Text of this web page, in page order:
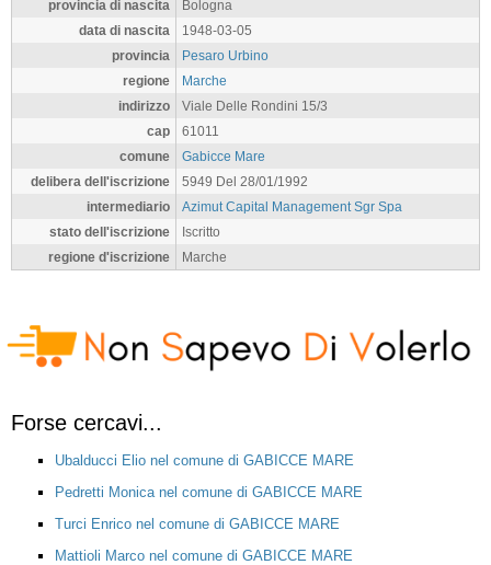
provincia di nascita
Bologna
data di nascita
1948-03-05
provincia
Pesaro Urbino
regione
Marche
indirizzo
Viale Delle Rondini 15/3
cap
61011
comune
Gabicce Mare
delibera dell'iscrizione
5949 Del 28/01/1992
intermediario
Azimut Capital Management Sgr Spa
stato dell'iscrizione
Iscritto
regione d'iscrizione
Marche
Forse cercavi...
Ubalducci Elio nel comune di GABICCE MARE
Pedretti Monica nel comune di GABICCE MARE
Turci Enrico nel comune di GABICCE MARE
Mattioli Marco nel comune di GABICCE MARE